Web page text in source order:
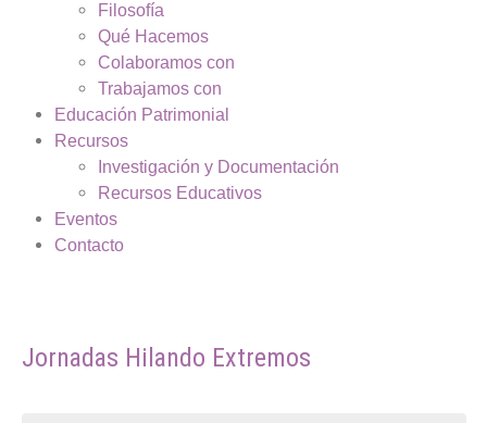
Filosofía
Qué Hacemos
Colaboramos con
Trabajamos con
Educación Patrimonial
Recursos
Investigación y Documentación
Recursos Educativos
Eventos
Contacto
Jornadas Hilando Extremos